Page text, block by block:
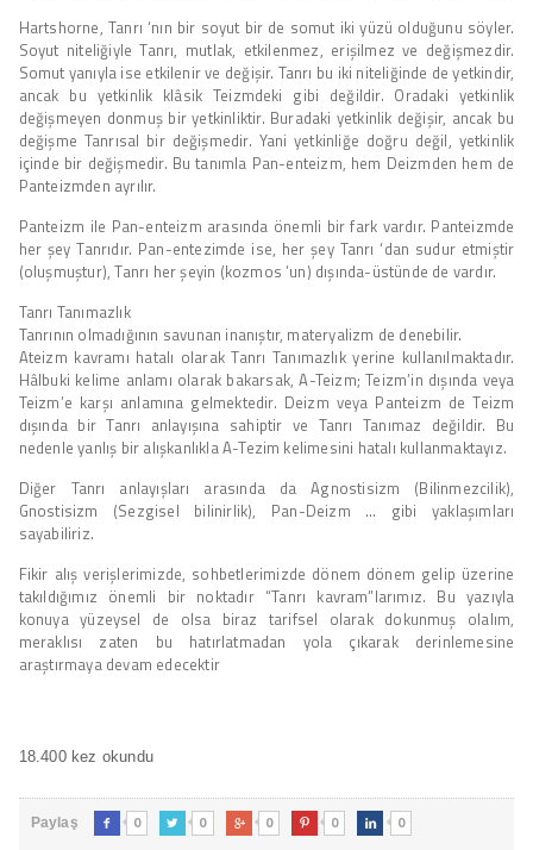
Hartshorne, Tanrı ‘nın bir soyut bir de somut iki yüzü olduğunu söyler.
Soyut niteliğiyle Tanrı, mutlak, etkilenmez, erişilmez ve değişmezdir.
Somut yanıyla ise etkilenir ve değişir. Tanrı bu iki niteliğinde de yetkindir,
ancak bu yetkinlik klâsik Teizmdeki gibi değildir. Oradaki yetkinlik
değişmeyen donmuş bir yetkinliktir. Buradaki yetkinlik değişir, ancak bu
değişme Tanrısal bir değişmedir. Yani yetkinliğe doğru değil, yetkinlik
içinde bir değişmedir. Bu tanımla Pan-enteizm, hem Deizmden hem de
Panteizmden ayrılır.
Panteizm ile Pan-enteizm arasında önemli bir fark vardır. Panteizmde
her şey Tanrıdır. Pan-entezimde ise, her şey Tanrı ‘dan sudur etmiştir
(oluşmuştur), Tanrı her şeyin (kozmos ’un) dışında-üstünde de vardır.
Tanrı Tanımazlık
Tanrının olmadığının savunan inanıştır, materyalizm de denebilir.
Ateizm kavramı hatalı olarak Tanrı Tanımazlık yerine kullanılmaktadır.
Hâlbuki kelime anlamı olarak bakarsak, A-Teizm; Teizm’in dışında veya
Teizm’e karşı anlamına gelmektedir. Deizm veya Panteizm de Teizm
dışında bir Tanrı anlayışına sahiptir ve Tanrı Tanımaz değildir. Bu
nedenle yanlış bir alışkanlıkla A-Tezim kelimesini hatalı kullanmaktayız.
Diğer Tanrı anlayışları arasında da Agnostisizm (Bilinmezcilik),
Gnostisizm (Sezgisel bilinirlik), Pan-Deizm … gibi yaklaşımları
sayabiliriz.
Fikir alış verişlerimizde, sohbetlerimizde dönem dönem gelip üzerine
takıldığımız önemli bir noktadır “Tanrı kavram”larımız. Bu yazıyla
konuya yüzeysel de olsa biraz tarifsel olarak dokunmuş olalım,
meraklısı zaten bu hatırlatmadan yola çıkarak derinlemesine
araştırmaya devam edecektir
18.400 kez okundu
Paylaş  0  0  0  0  0